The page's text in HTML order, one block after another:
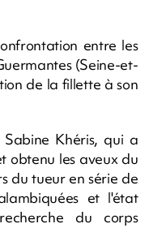
entre les
(Seine-et-
de la fillette à son
Khéris, qui a
obtenu les aveux du
du tueur en série de
et l'état
du corps